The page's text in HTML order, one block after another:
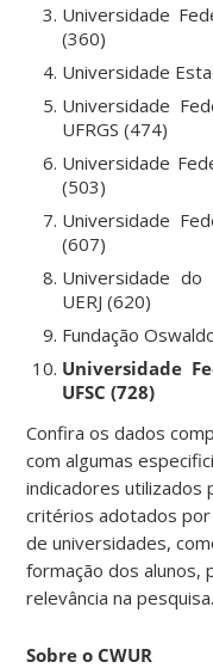
Universidade
(360)
Universidade
Universidade
UFRGS (474)
Universidade
(503)
Universidade
(607)
Universidade
UERJ (620)
Fundação
Universidade
UFSC (728)
Confira os dados
com algumas
indicadores utilizados
critérios adotados por
de universidades,
formação dos alunos,
relevância na pesquisa.
Sobre o CWUR